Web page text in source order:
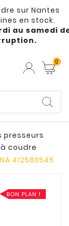
sur Nantes
en stock.
au samedi
0
presseurs
coudre
412580545
BON PLAN !